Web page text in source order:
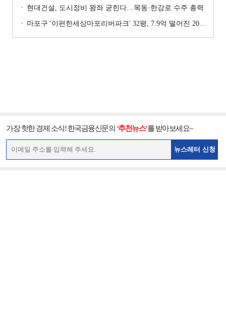
현대건설, 도시정비 왕좌 굳힌다…목동·한강로 수주 총력
마포구 '이편한세상마포리버파크' 32평, 7.9억 떨어진 20.4억원에 거래 [일일 하락가]
가장 핫한 경제 소식! 한국금융신문의 ‘추천뉴스’를 받아보세요~
뉴스레터 신청